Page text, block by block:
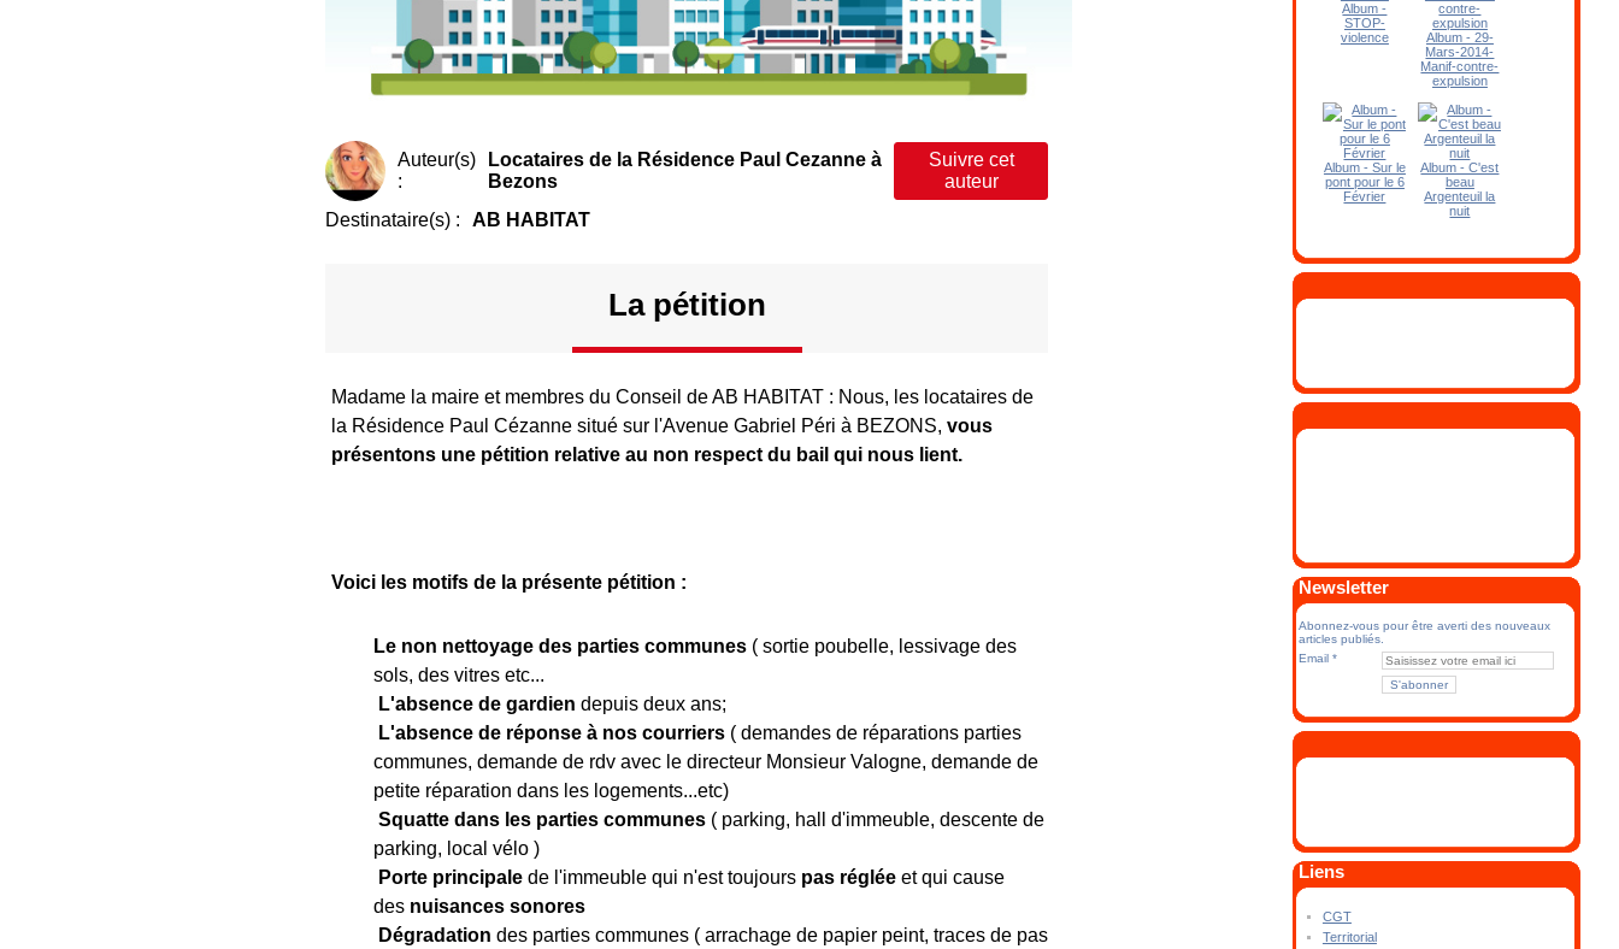
Auteur(s)
:
Locataires de la Résidence Paul Cezanne à
Bezons
Suivre cet
auteur
Destinataire(s) :
AB HABITAT
La pétition
Madame la maire et membres du Conseil de AB HABITAT : Nous, les locataires de
la Résidence Paul Cézanne situé sur l'Avenue Gabriel Péri à BEZONS, vous
présentons une pétition relative au non respect du bail qui nous lient.
Voici les motifs de la présente pétition :
Le non nettoyage des parties communes ( sortie poubelle, lessivage des
sols, des vitres etc...
L'absence de gardien depuis deux ans;
L'absence de réponse à nos courriers ( demandes de réparations parties
communes, demande de rdv avec le directeur Monsieur Valogne, demande de
petite réparation dans les logements...etc)
Squatte dans les parties communes ( parking, hall d'immeuble, descente de
parking, local vélo )
Porte principale de l'immeuble qui n'est toujours pas réglée et qui cause
des nuisances sonores
Dégradation des parties communes ( arrachage de papier peint, traces de pas
Album -
STOP-
violence
Album - 29-
Mars-2014-
Manif-contre-
expulsion
Album - Sur le
pont pour le 6
Février
Album - C'est
beau
Argenteuil la
nuit
Newsletter
Abonnez-vous pour être averti des nouveaux
articles publiés.
Email
Liens
CGT
Territorial